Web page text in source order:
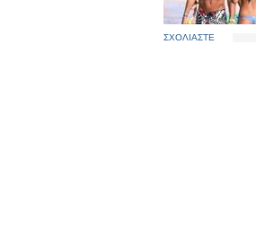
ΣΧΟΛΙΑΣΤΕ